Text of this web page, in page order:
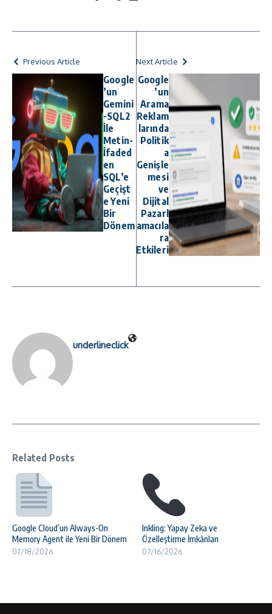
Previous Article
Google
’un
Gemini
-SQL2
İle
Metin-
İfaded
en
SQL’e
Geçişt
e Yeni
Bir
Dönem
Next Article
Google
’un
Arama
Reklam
larında
Politik
a
Genişle
mesi
ve
Dijital
Pazarl
amacıla
ra
Etkileri
underlineclick
Related Posts
Google Cloud’un Always-On
Memory Agent ile Yeni Bir Dönem
07/18/2026
Inkling: Yapay Zeka ve
Özelleştirme İmkânları
07/16/2026